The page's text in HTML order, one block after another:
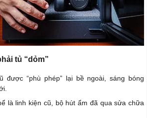
tủ “dỏm”
được “phù phép” lại bề ngoài, sáng bóng
là linh kiện cũ, bộ hút ẩm đã qua sửa chữa